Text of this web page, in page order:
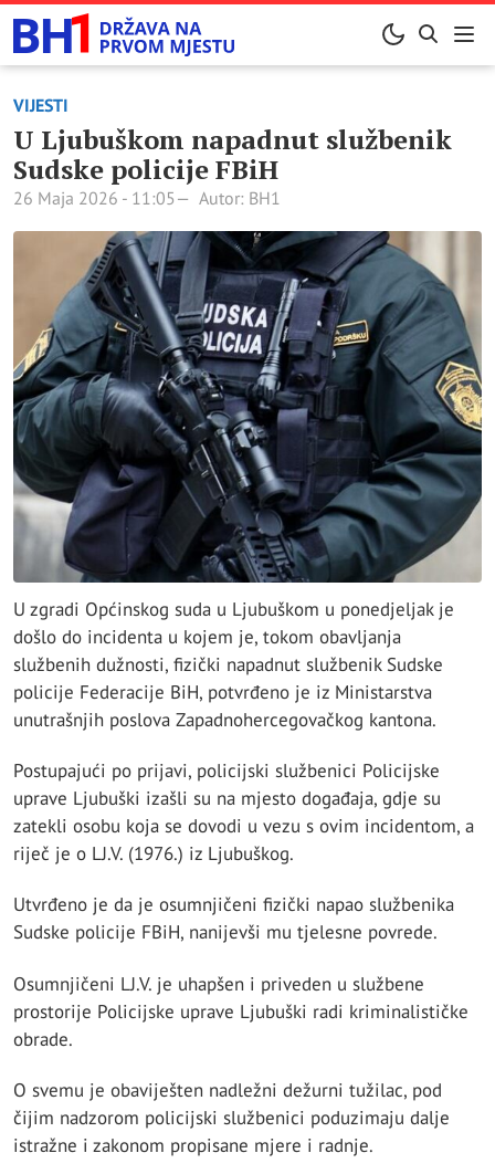
VIJESTI
U Ljubuškom napadnut službenik
Sudske policije FBiH
26 Maja 2026 - 11:05 Autor: BH1
U zgradi Općinskog suda u Ljubuškom u ponedjeljak je
došlo do incidenta u kojem je, tokom obavljanja
službenih dužnosti, fizički napadnut službenik Sudske
policije Federacije BiH, potvrđeno je iz Ministarstva
unutrašnjih poslova Zapadnohercegovačkog kantona.
Postupajući po prijavi, policijski službenici Policijske
uprave Ljubuški izašli su na mjesto događaja, gdje su
zatekli osobu koja se dovodi u vezu s ovim incidentom, a
riječ je o LJ.V. (1976.) iz Ljubuškog.
Utvrđeno je da je osumnjičeni fizički napao službenika
Sudske policije FBiH, nanijevši mu tjelesne povrede.
Osumnjičeni LJ.V. je uhapšen i priveden u službene
prostorije Policijske uprave Ljubuški radi kriminalističke
obrade.
O svemu je obaviješten nadležni dežurni tužilac, pod
čijim nadzorom policijski službenici poduzimaju dalje
istražne i zakonom propisane mjere i radnje.